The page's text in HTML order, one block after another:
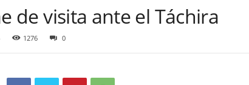
de visita ante el Táchira
1276 0